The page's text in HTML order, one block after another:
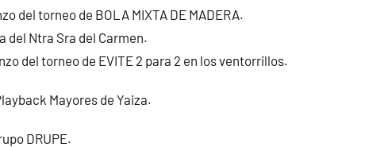
del torneo de BOLA MIXTA DE MADERA.
del Ntra Sra del Carmen.
del torneo de EVITE 2 para 2 en los ventorrillos.
Mayores de Yaiza.
DRUPE.